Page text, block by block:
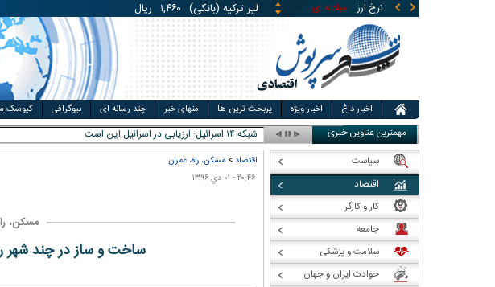
نرخ ارز مبادله ای قیمت طلا قیمت سکه قیمت خودرو
یوان چین (بانکی) ۵,۸۶۹ ریال
اخبار داغ اخبار ویژه پربحث ترین ها منهای خبر چند رسانه ای بیوگرافی کیوسک
مهمترین عناوین خبری شبکه ۱۴ اسرائیل: ارزیابی در اسرائیل این است که ترامپ در
۲۰:۴۶ - ۰۱ دي ۱۳۹۶
مسکن،
اقتصاد>مسکن، راه، عمران
ساخت و ساز در چند
سیاست
اقتصاد
کار و کارگر
جامعه
سلامت و پزشکی
حوادث ایران و جهان